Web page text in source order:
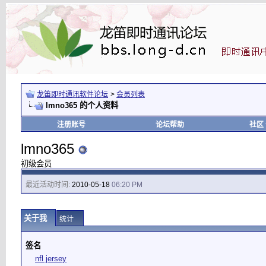
龙笛即时通讯软件论坛 > 会员列表
lmno365 的个人资料
注册账号 论坛帮助 社区
lmno365
初级会员
最近活动时间: 2010-05-18 06:20 PM
关于我 统计
签名
nfl jersey